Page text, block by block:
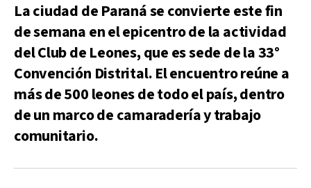
La ciudad de Paraná se convierte este fin
de semana en el epicentro de la actividad
del Club de Leones, que es sede de la 33°
Convención Distrital. El encuentro reúne a
más de 500 leones de todo el país, dentro
de un marco de camaradería y trabajo
comunitario.